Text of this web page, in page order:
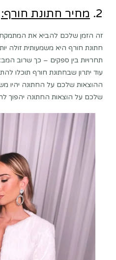
2. מחיר חתונת חורף:
זה הזמן שלכם להביא את
חתונת חורף היא משמעותית זולה
תחרויות בין ספקים – כך שרוב
עוד יתרון שבחתונת חורף תוכלו
ההוצאות שלכם על החתונה יהיו
שלכם על הוצאות החתונה יהפוך